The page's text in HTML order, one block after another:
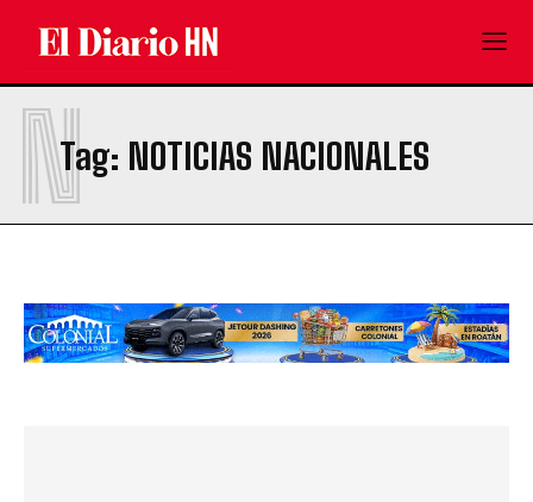
Tag: NOTICIAS NACIONALES
N